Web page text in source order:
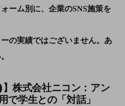
ーム別に、企業のSNS施策を
の実績ではございません。あ
】株式会社ニコン：アン
で学生との「対話」